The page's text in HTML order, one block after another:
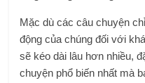
Mặc dù các câu chuyện
động của chúng đối với
sẽ kéo dài lâu hơn nhiều,
chuyện phổ biến nhất mà